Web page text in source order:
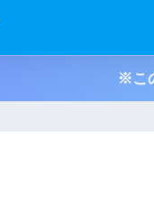
※こ